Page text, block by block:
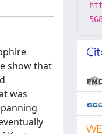
show that
was